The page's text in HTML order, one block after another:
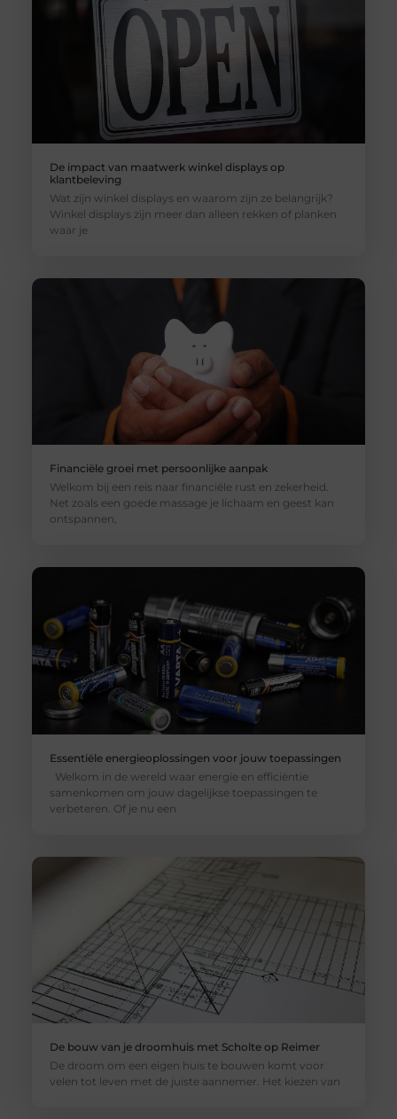
De impact van maatwerk winkel displays op
klantbeleving
Wat zijn winkel displays en waarom zijn ze belangrijk?
Winkel displays zijn meer dan alleen rekken of planken
waar je
Financiële groei met persoonlijke aanpak
Welkom bij een reis naar financiële rust en zekerheid.
Net zoals een goede massage je lichaam en geest kan
ontspannen,
Essentiële energieoplossingen voor jouw toepassingen
Welkom in de wereld waar energie en efficiëntie
samenkomen om jouw dagelijkse toepassingen te
verbeteren. Of je nu een
De bouw van je droomhuis met Scholte op Reimer
De droom om een eigen huis te bouwen komt voor
velen tot leven met de juiste aannemer. Het kiezen van